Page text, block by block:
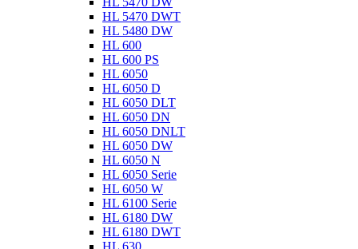
HL 5470 DWT
HL 5480 DW
HL 600
HL 600 PS
HL 6050
HL 6050 D
HL 6050 DLT
HL 6050 DN
HL 6050 DNLT
HL 6050 DW
HL 6050 N
HL 6050 Serie
HL 6050 W
HL 6100 Serie
HL 6180 DW
HL 6180 DWT
HL 630